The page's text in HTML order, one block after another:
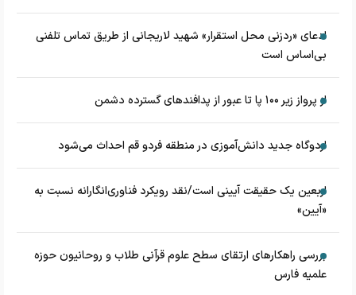
ادعای «ردزنی محل استقرار» شهید لاریجانی از طریق تماس تلفنی
بی‌اساس است
از پرواز زیر ۱۰۰ پا تا عبور از پدافند‌های گسترده دشمن
اردوگاه جدید دانش‌آموزی در منطقه فردو قم احداث می‌شود
اربعین یک حقیقت آیینی است/نقد رویکرد فناوری‌انگارانه نسبت به
«آیین»
بررسی راهکارهای ارتقای سطح علوم قرآنی طلاب و روحانیون حوزه
علمیه فارس